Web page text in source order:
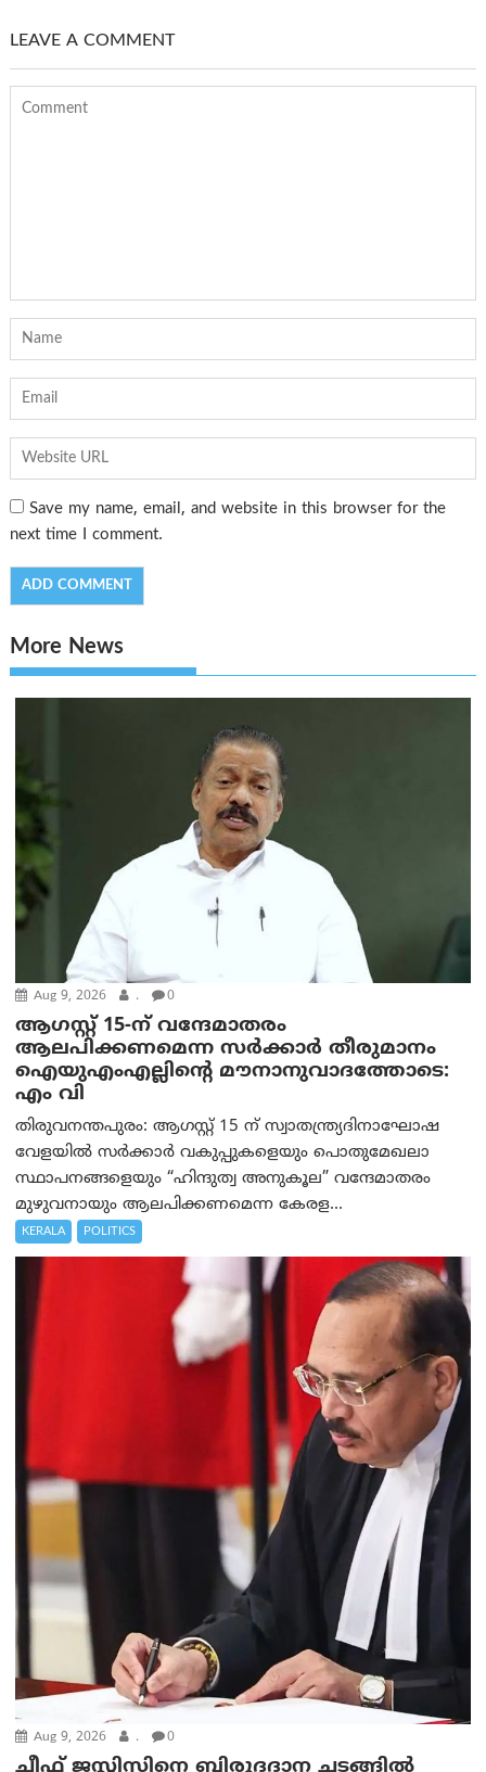
LEAVE A COMMENT
Save my name, email, and website in this browser for the
next time I comment.
More News
Aug 9, 2026 . 0
ആഗസ്റ്റ് 15-ന് വന്ദേമാതരം
ആലപിക്കണമെന്ന സര്‍ക്കാര്‍ തീരുമാനം
ഐയുഎംഎല്ലിന്റെ മൗനാനുവാദത്തോടെ:
എം വി
തിരുവനന്തപുരം: ആഗസ്റ്റ് 15 ന് സ്വാതന്ത്ര്യദിനാഘോഷ
വേളയിൽ സർക്കാർ വകുപ്പുകളെയും പൊതുമേഖലാ
സ്ഥാപനങ്ങളെയും “ഹിന്ദുത്വ അനുകൂല” വന്ദേമാതരം
മുഴുവനായും ആലപിക്കണമെന്ന കേരള...
KERALA POLITICS
Aug 9, 2026 . 0
ചീഫ് ജസ്റ്റിസിനെ ബിരുദദാന ചടങ്ങില്‍